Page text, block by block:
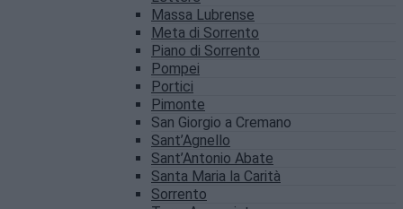
Massa Lubrense
Meta di Sorrento
Piano di Sorrento
Pompei
Portici
Pimonte
San Giorgio a Cremano
Sant’Agnello
Sant’Antonio Abate
Santa Maria la Carità
Sorrento